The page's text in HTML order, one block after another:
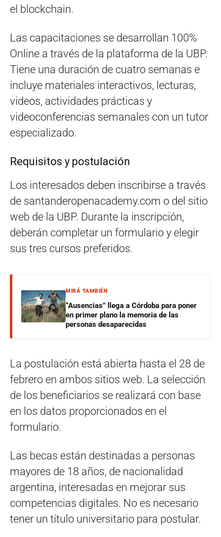
el blockchain.
Las capacitaciones se desarrollan 100%
Online a través de la plataforma de la UBP.
Tiene una duración de cuatro semanas e
incluye materiales interactivos, lecturas,
videos, actividades prácticas y
videoconferencias semanales con un tutor
especializado.
Requisitos y postulación
Los interesados deben inscribirse a través
de santanderopenacademy.com o del sitio
web de la UBP. Durante la inscripción,
deberán completar un formulario y elegir
sus tres cursos preferidos.
MIRÁ TAMBIÉN
“Ausencias” llega a Córdoba para poner
en primer plano la memoria de las
personas desaparecidas
La postulación está abierta hasta el 28 de
febrero en ambos sitios web. La selección
de los beneficiarios se realizará con base
en los datos proporcionados en el
formulario.
Las becas están destinadas a personas
mayores de 18 años, de nacionalidad
argentina, interesadas en mejorar sus
competencias digitales. No es necesario
tener un título universitario para postular.